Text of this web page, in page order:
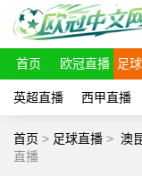
首页 欧冠直播 足
英超直播 西甲直播
首页 > 足球直播 > 澳
直播